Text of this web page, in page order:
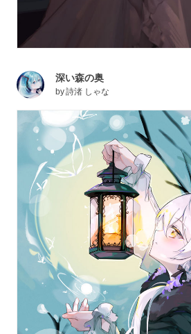
深い森の奥
by詩渚 しゃな